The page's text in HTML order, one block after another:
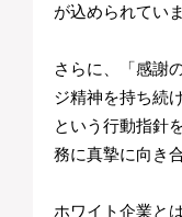
が込められていま
さらに、「感謝
ジ精神を持ち続
という行動指針
務に真摯に向き
ホワイト企業と